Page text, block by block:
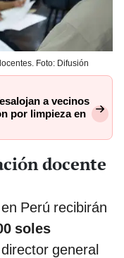
Foto: Difusión
a vecinos
por limpieza en
docente
Perú recibirán
soles
general